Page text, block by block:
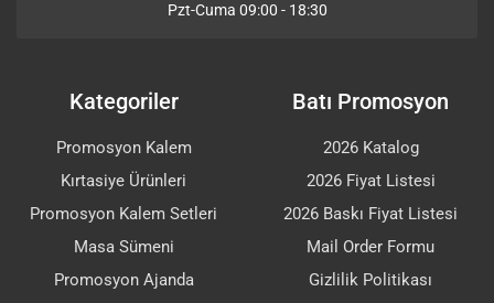
Pzt-Cuma 09:00 - 18:30
Kategoriler
Promosyon Kalem
Kırtasiye Ürünleri
Promosyon Kalem Setleri
Masa Sümeni
Promosyon Ajanda
Batı Promosyon
2026 Katalog
2026 Fiyat Listesi
2026 Baskı Fiyat Listesi
Mail Order Formu
Gizlilik Politikası